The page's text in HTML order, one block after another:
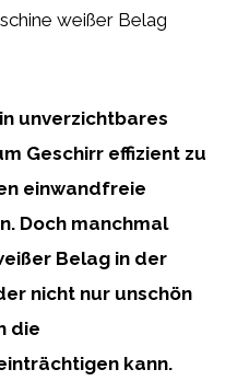
weißer Belag
unverzichtbares
Geschirr effizient zu
einwandfreie
Doch manchmal
Belag in der
nicht nur unschön
die
kann.